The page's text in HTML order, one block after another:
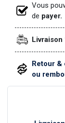
Vous
de payer.
Retour &
ou